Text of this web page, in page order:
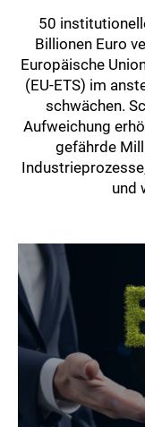
50
Billionen Euro
Europäische
(EU-ETS) im
schwächen.
Aufweichung
gefährde
und